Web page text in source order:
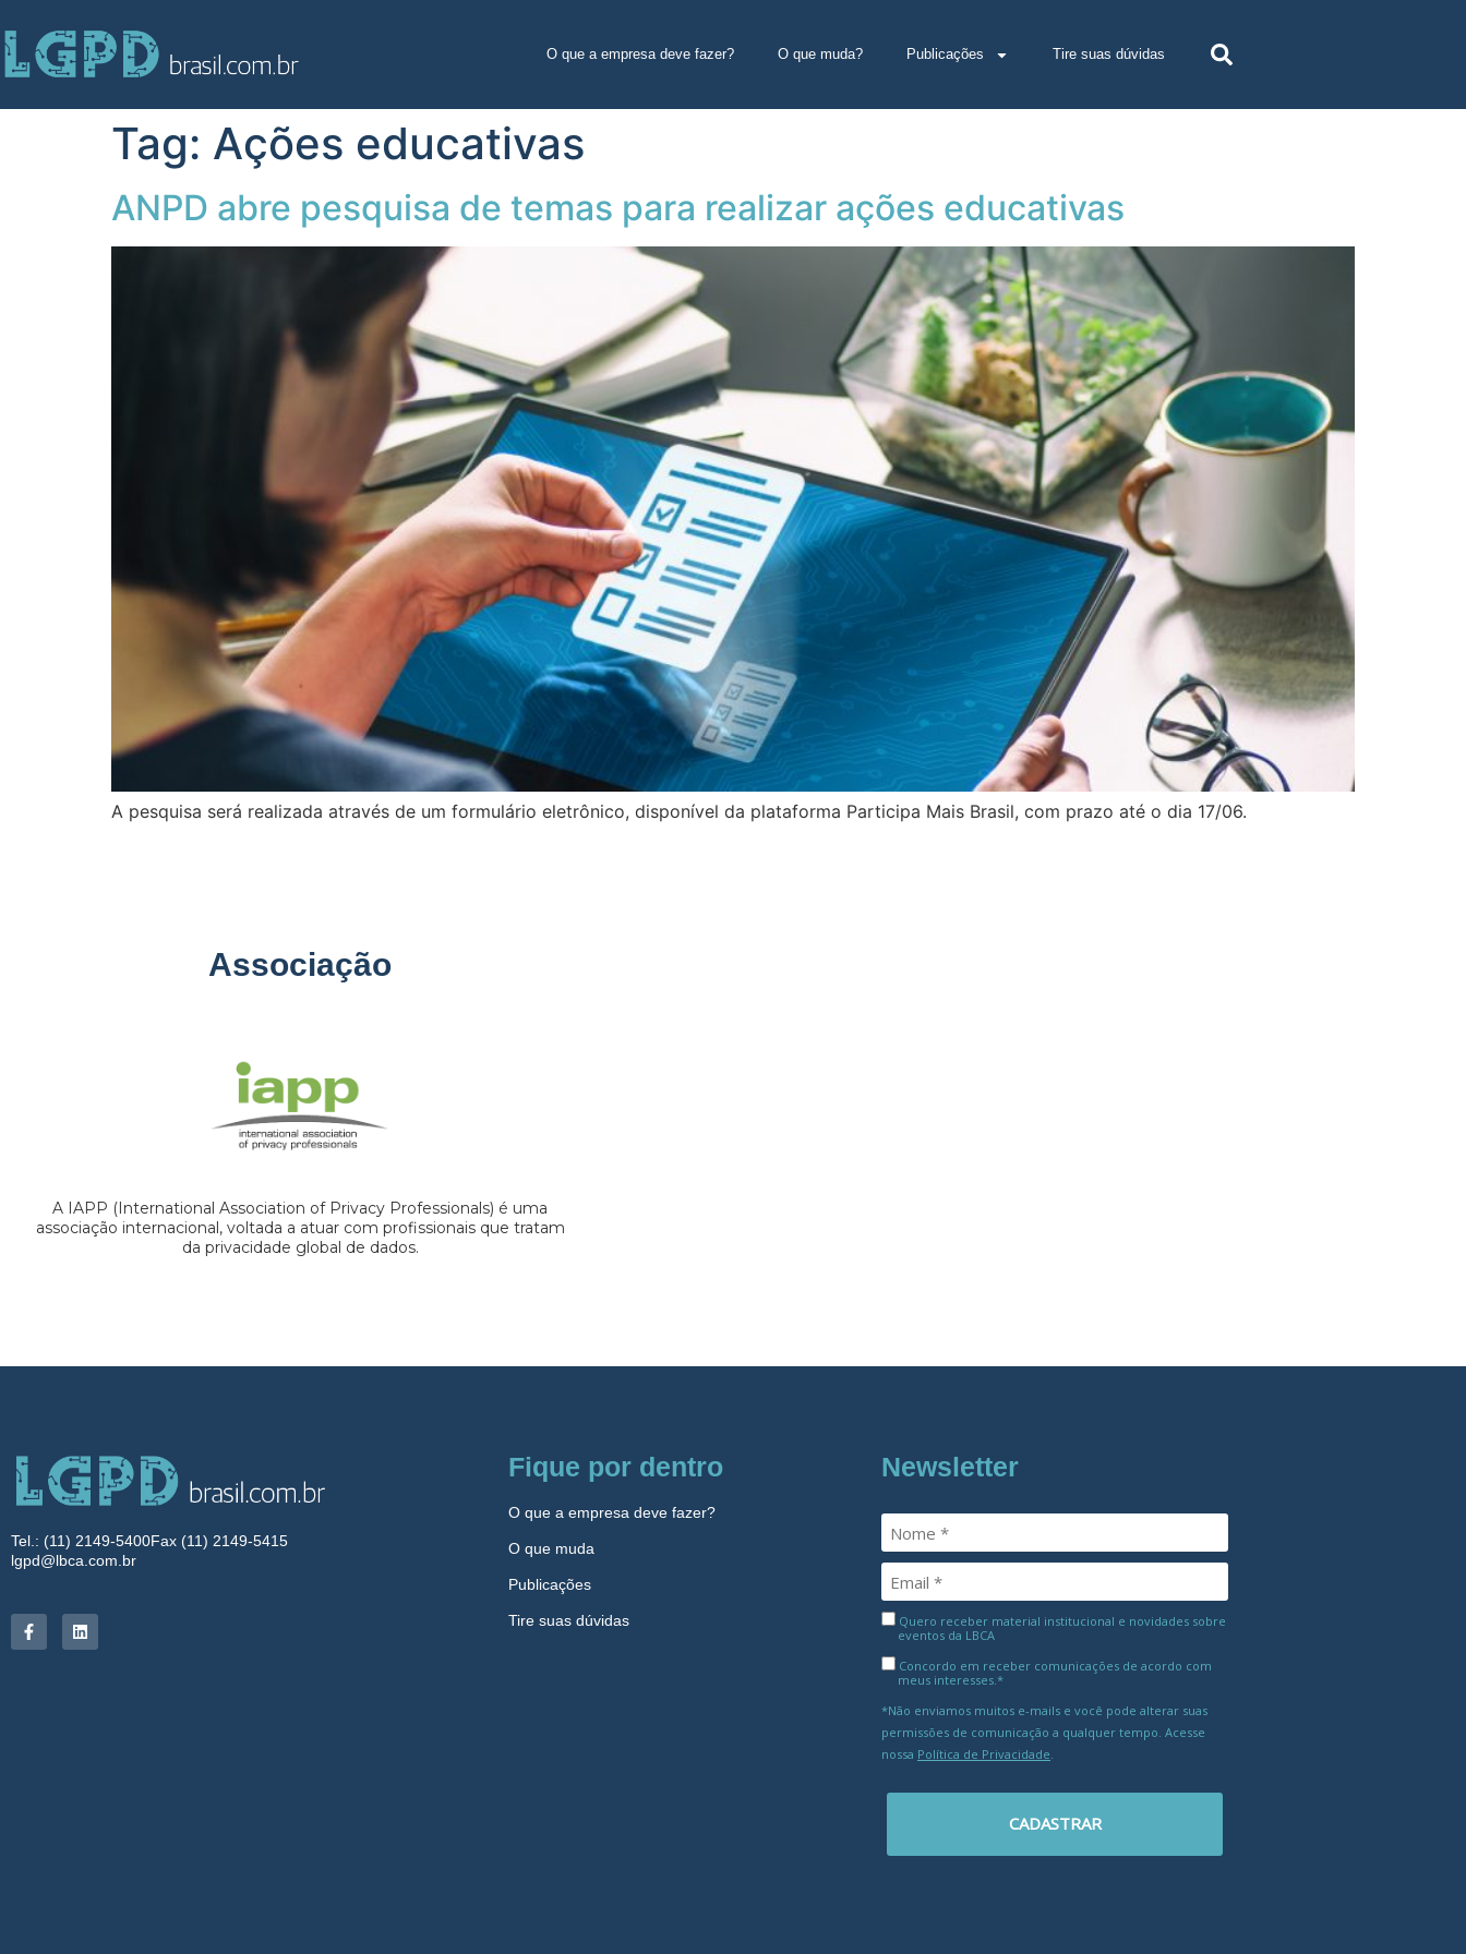
O que a empresa deve fazer? O que muda? Publicações Tire suas dúvidas
Tag: Ações educativas
ANPD abre pesquisa de temas para realizar ações educativas
A pesquisa será realizada através de um formulário eletrônico, disponível da plataforma Participa Mais Brasil, com prazo até o dia 17/06.
Associação
A IAPP (International Association of Privacy Professionals) é uma
associação internacional, voltada a atuar com profissionais que tratam
da privacidade global de dados.
Tel.: (11) 2149-5400Fax (11) 2149-5415
lgpd@lbca.com.br
Fique por dentro
O que a empresa deve fazer?
O que muda
Publicações
Tire suas dúvidas
Newsletter
Quero receber material institucional e novidades sobre
eventos da LBCA
Concordo em receber comunicações de acordo com
meus interesses.*
*Não enviamos muitos e-mails e você pode alterar suas
permissões de comunicação a qualquer tempo. Acesse
nossa Política de Privacidade
CADASTRAR